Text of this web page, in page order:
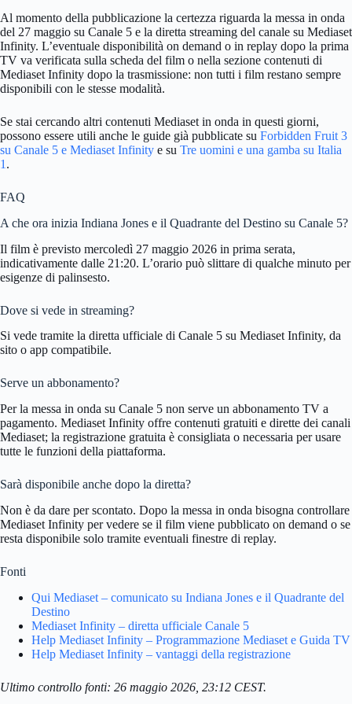
Al momento della pubblicazione la certezza riguarda la messa in onda
del 27 maggio su Canale 5 e la diretta streaming del canale su Mediaset
Infinity. L’eventuale disponibilità on demand o in replay dopo la prima
TV va verificata sulla scheda del film o nella sezione contenuti di
Mediaset Infinity dopo la trasmissione: non tutti i film restano sempre
disponibili con le stesse modalità.
Se stai cercando altri contenuti Mediaset in onda in questi giorni,
possono essere utili anche le guide già pubblicate su Forbidden Fruit 3
su Canale 5 e Mediaset Infinity e su Tre uomini e una gamba su Italia
1 .
FAQ
A che ora inizia Indiana Jones e il Quadrante del Destino su Canale 5?
Il film è previsto mercoledì 27 maggio 2026 in prima serata,
indicativamente dalle 21:20. L’orario può slittare di qualche minuto per
esigenze di palinsesto.
Dove si vede in streaming?
Si vede tramite la diretta ufficiale di Canale 5 su Mediaset Infinity, da
sito o app compatibile.
Serve un abbonamento?
Per la messa in onda su Canale 5 non serve un abbonamento TV a
pagamento. Mediaset Infinity offre contenuti gratuiti e dirette dei canali
Mediaset; la registrazione gratuita è consigliata o necessaria per usare
tutte le funzioni della piattaforma.
Sarà disponibile anche dopo la diretta?
Non è da dare per scontato. Dopo la messa in onda bisogna controllare
Mediaset Infinity per vedere se il film viene pubblicato on demand o se
resta disponibile solo tramite eventuali finestre di replay.
Fonti
Qui Mediaset – comunicato su Indiana Jones e il Quadrante del
Destino
Mediaset Infinity – diretta ufficiale Canale 5
Help Mediaset Infinity – Programmazione Mediaset e Guida TV
Help Mediaset Infinity – vantaggi della registrazione
Ultimo controllo fonti: 26 maggio 2026, 23:12 CEST.